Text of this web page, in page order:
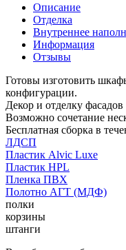
Описание
Отделка
Внутреннее
Информация
Отзывы
Готовы изготовить
конфигурации.
Декор и отделку
Возможно сочетание
Бесплатная сборка в
ЛДСП
Пластик Alvic Luxe
Пластик HPL
Пленка ПВХ
Полотно АГТ (МДФ)
полки
корзины
штанги